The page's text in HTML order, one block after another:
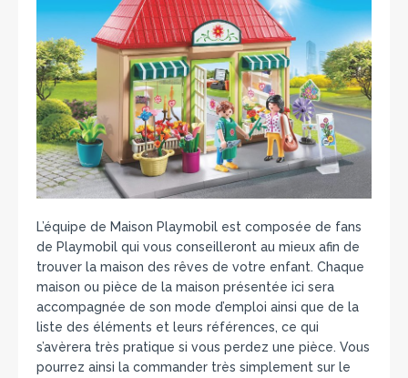
L’équipe de Maison Playmobil est composée de fans
de Playmobil qui vous conseilleront au mieux afin de
trouver la maison des rêves de votre enfant. Chaque
maison ou pièce de la maison présentée ici sera
accompagnée de son mode d’emploi ainsi que de la
liste des éléments et leurs références, ce qui
s’avèrera très pratique si vous perdez une pièce. Vous
pourrez ainsi la commander très simplement sur le